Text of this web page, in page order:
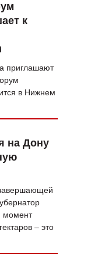
НЕДЕЛИ
ТУТ
ЖИЗНИ
ЕДЫ
к
приглашают
в Нижнем
на Дону
момент
– это